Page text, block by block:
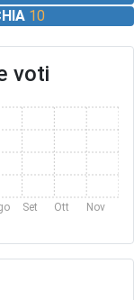
10
voti
Set Ott Nov